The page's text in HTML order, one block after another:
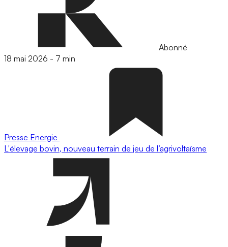
Abonné
18 mai 2026 - 7 min
Presse Energie
L'élevage bovin, nouveau terrain de jeu de l’agrivoltaïsme